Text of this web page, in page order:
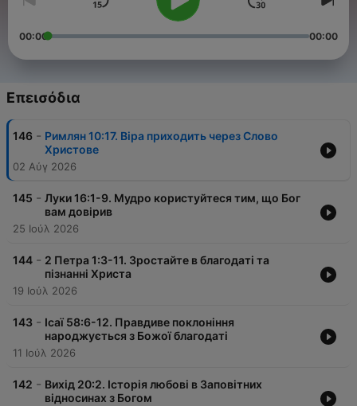
00:00 00:00
Επεισόδια
146 - Римлян 10:17. Віра приходить через Слово
Христове
02 Αύγ 2026
145 - Луки 16:1-9. Мудро користуйтеся тим, що Бог
вам довірив
25 Ιούλ 2026
144 - 2 Петра 1:3-11. Зростайте в благодаті та
пізнанні Христа
19 Ιούλ 2026
143 - Ісаї 58:6-12. Правдиве поклоніння
народжується з Божої благодаті
11 Ιούλ 2026
142 - Вихід 20:2. Історія любові в Заповітних
відносинах з Богом